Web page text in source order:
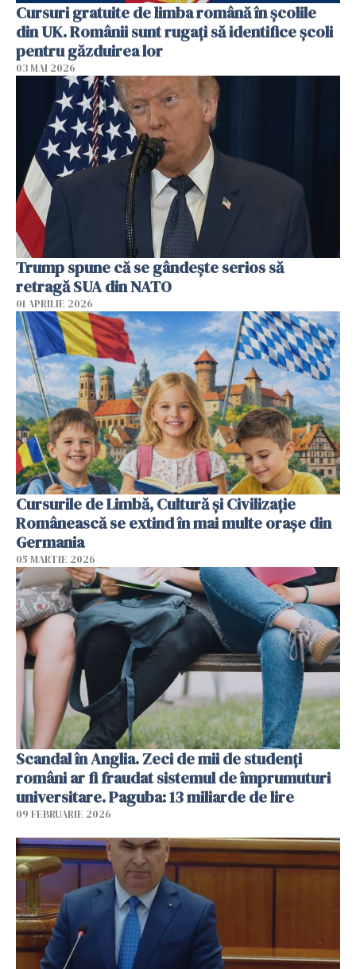
Cursuri gratuite de limba română în școlile
din UK. Românii sunt rugați să identifice școli
pentru găzduirea lor
03 MAI 2026
Trump spune că se gândeşte serios să
retragă SUA din NATO
01 APRILIE 2026
Cursurile de Limbă, Cultură și Civilizație
Românească se extind în mai multe orașe din
Germania
05 MARTIE 2026
Scandal în Anglia. Zeci de mii de studenți
români ar fi fraudat sistemul de împrumuturi
universitare. Paguba: 13 miliarde de lire
09 FEBRUARIE 2026